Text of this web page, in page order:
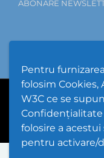
Pentru
folosim Cookies,
W3C ce se
Confidențialitate
folosire a acestui
pentru activare/
ABONARE
Hartă